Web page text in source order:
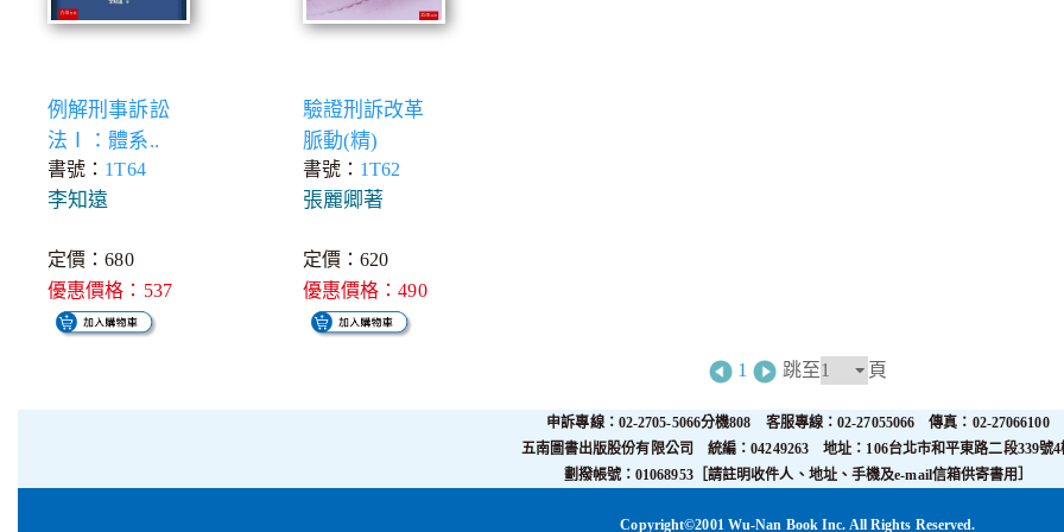
例解刑事訴訟
法Ⅰ：體系..
書號： 1T64
李知遠
定價：680
優惠價格：537
驗證刑訴改革
脈動(精)
書號： 1T62
張麗卿著
定價：620
優惠價格：490
1 跳至 頁
申訴專線：02-2705-5066分機808 客服專線：02-27055066 傳真：02-27066100
五南圖書出版股份有限公司 統編：04249263 地址：106台北市和平東路二段339號4
劃撥帳號：01068953［請註明收件人、地址、手機及e-mail信箱供寄書用］
Copyright©2001 Wu-Nan Book Inc. All Rights Reserved.